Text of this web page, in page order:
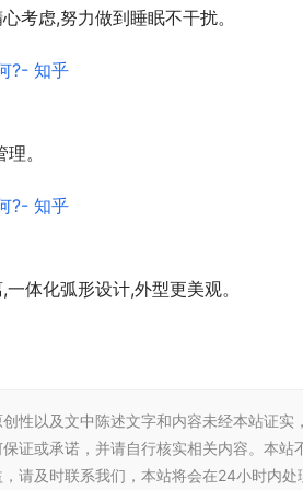
考虑,努力做到睡眠不干扰。
。
体化弧形设计,外型更美观。
性以及文中陈述文字和内容未经本站证实，
证或承诺，并请自行核实相关内容。本站
请及时联系我们，本站将会在24小时内处